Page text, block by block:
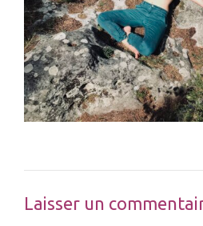
Laisser un